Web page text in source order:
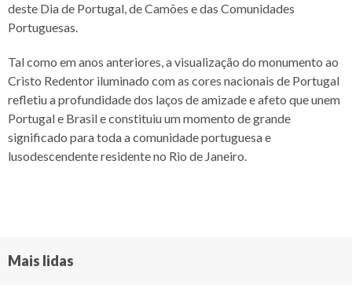
deste Dia de Portugal, de Camões e das Comunidades
Portuguesas.
Tal como em anos anteriores, a visualização do monumento ao
Cristo Redentor iluminado com as cores nacionais de Portugal
refletiu a profundidade dos laços de amizade e afeto que unem
Portugal e Brasil e constituiu um momento de grande
significado para toda a comunidade portuguesa e
lusodescendente residente no Rio de Janeiro.
Mais lidas